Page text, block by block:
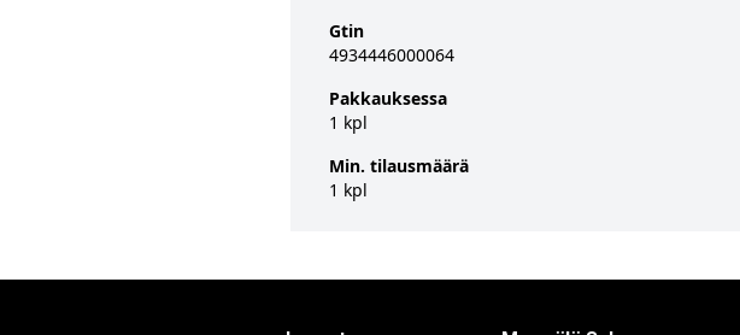
Gtin
4934446000064
Pakkauksessa
1 kpl
Min. tilausmäärä
1 kpl